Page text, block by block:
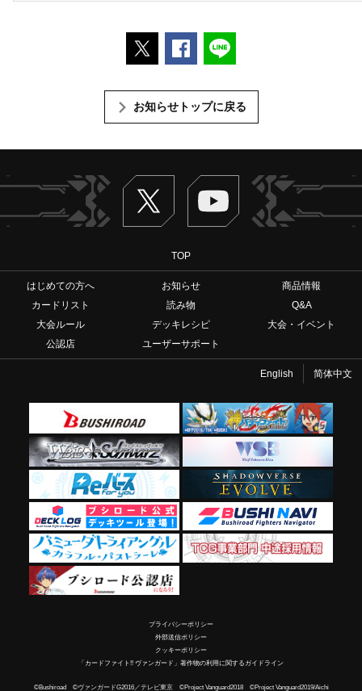
ポストするFacebookでシェアする
お知らせトップに戻る
Twitter ヴァンガードch
TOP
はじめての方へ お知らせ
商品情報
カードリスト
読み物
Q&A
大会ルール
デッキレシピ
大会・イベント
公認店
ユーザーサポート
English 简体中文
プライバシーポリシー
外部送信ポリシー
クッキーポリシー
「カードファイト!! ヴァンガード」著作物の利用に関するガイドライン
©Bushiroad ©ヴァンガードG2016／テレビ東京 ©Project Vanguard2018 ©Project Vanguard2019/Aichi